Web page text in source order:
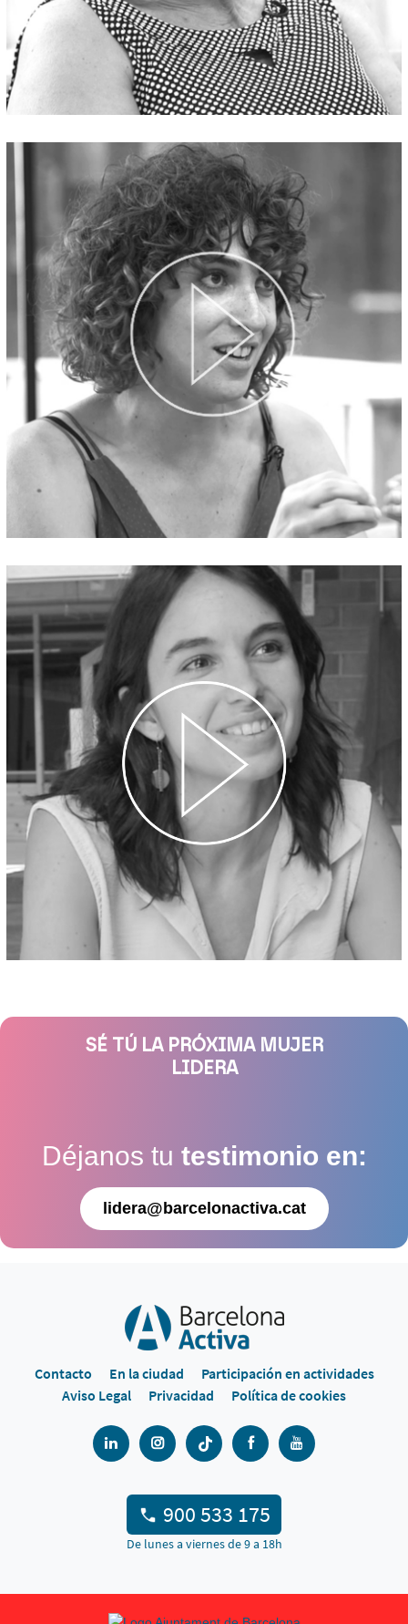
SÉ TÚ LA PRÓXIMA MUJER
LIDERA
Déjanos tu testimonio en:
lidera@barcelonactiva.cat
Contacto En la ciudad
Participación en actividades
Aviso Legal
Privacidad Política de cookies
900 533 175
De lunes a viernes de 9 a 18h